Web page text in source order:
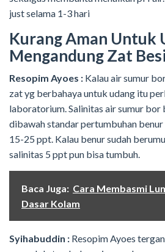
just selama 1-3 hari
Kurang Aman Untuk
Mengandung Zat
Resopim Ayoes : Kalau air sumur
zat yg berbahaya untuk udang itu
laboratorium. Salinitas air sumur
dibawah standar pertumbuhan
15-25 ppt. Kalau benur sudah
salinitas 5 ppt pun bisa tumbuh.
Baca Juga: Cara Membasmi
Dasar Kolam
Syihabuddin : Resopim Ayoes